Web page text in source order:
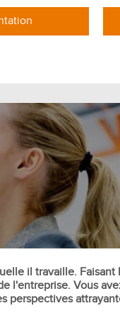
il travaille. Faisant
l'entreprise. Vous
perspectives
Formations
Formations
Formations
Formations